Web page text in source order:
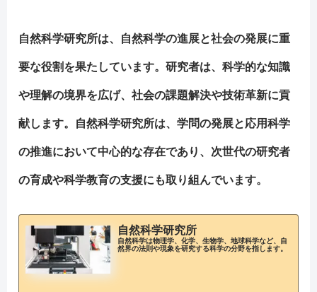
自然科学研究所は、自然科学の進展と社会の発展に重
要な役割を果たしています。研究者は、科学的な知識
や理解の境界を広げ、社会の課題解決や技術革新に貢
献します。自然科学研究所は、学問の発展と応用科学
の推進において中心的な存在であり、次世代の研究者
の育成や科学教育の支援にも取り組んでいます。
自然科学研究所
自然科学は物理学、化学、生物学、地球科学など、自
然界の法則や現象を研究する科学の分野を指します。